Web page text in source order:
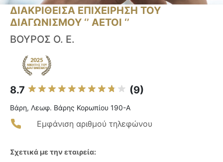
ΔΙΑΚΡΙΘΕΙΣΑ ΕΠΙΧΕΙΡΗΣΗ ΤΟΥ
ΔΙΑΓΩΝΙΣΜΟΥ ‘’ ΑΕΤΟΙ ‘’
ΒΟΥΡΟΣ Ο. Ε.
8.7 (9)
Βάρη, Λεωφ. Βάρης Κορωπίου 190-A
Εμφάνιση αριθμού τηλεφώνου
Σχετικά με την εταιρεία: